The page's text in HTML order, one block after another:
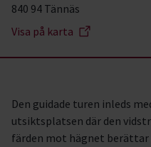
840 94 Tännäs
Visa på karta
Den guidade turen inleds
utsiktsplatsen där den
färden mot hägnet berättar